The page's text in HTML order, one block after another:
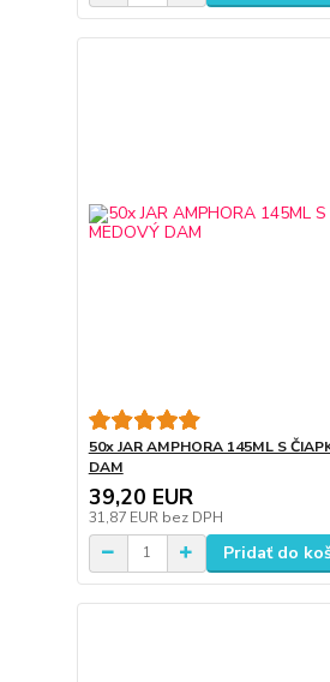
50x JAR AMPHORA 145ML S
DAM
39,20 EUR
31,87 EUR bez DPH
Pridať do